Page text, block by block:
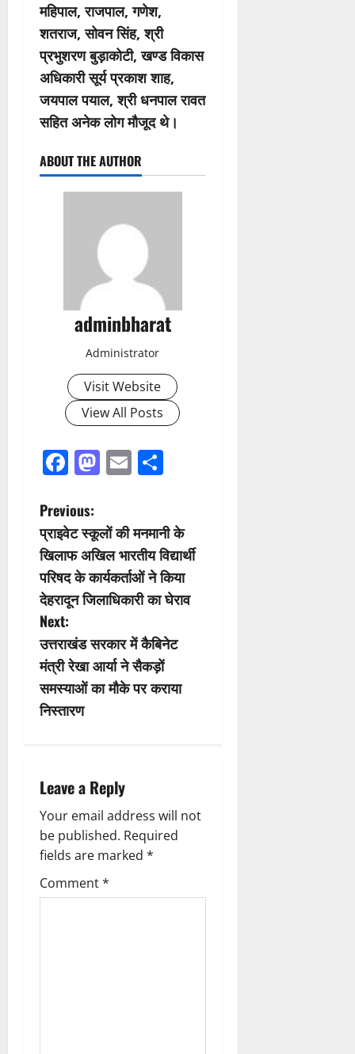
महिपाल, राजपाल, गणेश,
शतराज, सोवन सिंह, श्री
प्रभुशरण बुड़ाकोटी, खण्ड विकास
अधिकारी सूर्य प्रकाश शाह,
जयपाल पयाल, श्री धनपाल रावत
सहित अनेक लोग मौजूद थे।
ABOUT THE AUTHOR
adminbharat
Administrator
Visit Website
View All Posts
Facebook
Mastodon
Email
P
o
s
t
n
a
v
g
a
t
i
Previous:
प्राइवेट स्कूलों की मनमानी के
खिलाफ अखिल भारतीय विद्यार्थी
परिषद के कार्यकर्ताओं ने किया
देहरादून जिलाधिकारी का घेराव
Next:
उत्तराखंड सरकार में कैबिनेट
मंत्री रेखा आर्या ने सैकड़ों
समस्याओं का मौके पर कराया
निस्तारण
Leave a Reply
Your email address will not
be published. Required
fields are marked *
Comment*